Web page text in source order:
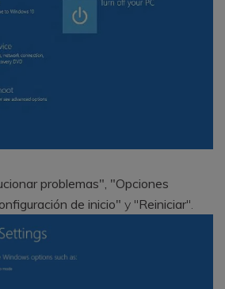
problemas", "Opciones
de inicio" y "Reiniciar".